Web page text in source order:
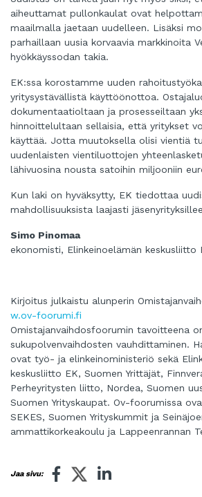
aiheuttamat pullonkaulat ovat
maailmalla jaetaan uudelleen. Lisäksi
parhaillaan uusia korvaavia markkinoita
hyökkäyssodan takia.
EK:ssa korostamme uuden
yritysystävällistä käyttöönottoa.
dokumentaatioltaan ja prosesseiltaan
hinnoittelultaan sellaisia, että yritykset
käyttää. Jotta muutoksella olisi vientiä
uudenlaisten vientiluottojen
lähivuosina nousta satoihin miljooniin
Kun laki on hyväksytty, EK tiedottaa
mahdollisuuksista laajasti
Simo Pinomaa
ekonomisti, Elinkeinoelämän keskusliitto
Kirjoitus julkaistu alunperin
w.ov-foorumi.fi
Omistajanvaihdosfoorumin tavoitteena
sukupolvenvaihdosten vauhdittaminen.
ovat työ- ja elinkeinoministeriö sekä
keskusliitto EK, Suomen Yrittäjät,
Perheyritysten liitto, Nordea, Suomen
Suomen Yrityskaupat. Ov-foorumissa
SEKES, Suomen Yrityskummit ja
ammattikorkeakoulu ja Lappeenrannan
Jaa sivu: